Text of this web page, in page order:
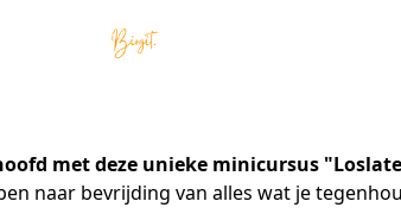
met deze unieke minicursus
naar bevrijding van alles wat je